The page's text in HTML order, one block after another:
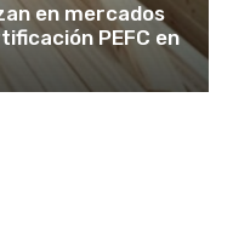
en mercados
PEFC en